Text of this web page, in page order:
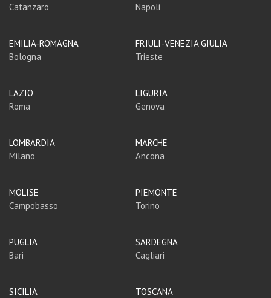
Catanzaro
Napoli
EMILIA-ROMAGNA
Bologna
FRIULI-VENEZIA GIULIA
Trieste
LAZIO
Roma
LIGURIA
Genova
LOMBARDIA
Milano
MARCHE
Ancona
MOLISE
Campobasso
PIEMONTE
Torino
PUGLIA
Bari
SARDEGNA
Cagliari
SICILIA
TOSCANA